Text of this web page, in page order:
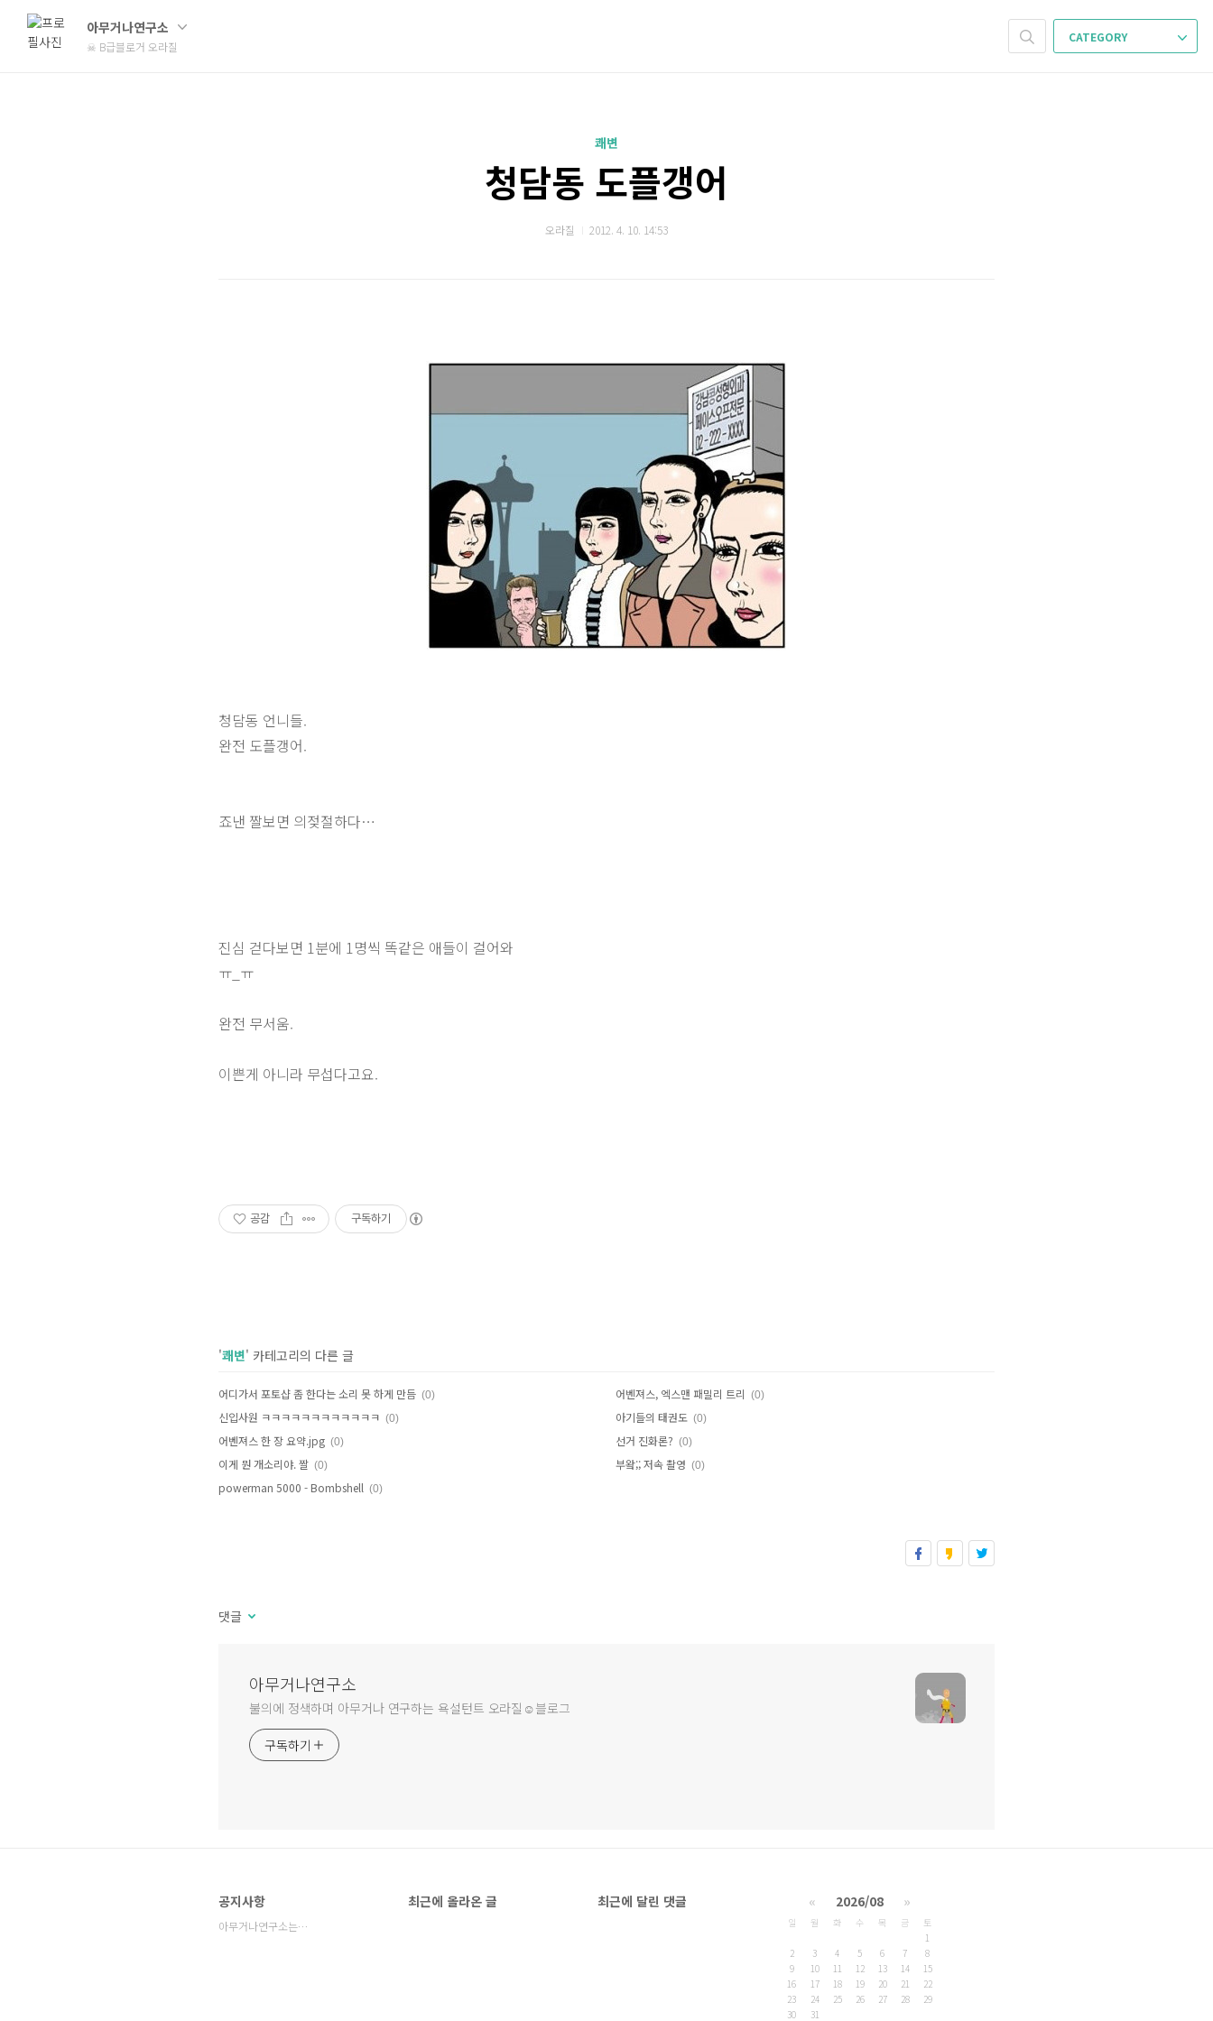
아무거나연구소
☠ B급블로거 오라질
CATEGORY
쾌변
청담동 도플갱어
오라질 2012. 4. 10. 14:53
청담동 언니들.
완전 도플갱어.
죠낸 짤보면 의젖절하다…
진심 걷다보면 1분에 1명씩 똑같은 애들이 걸어와
ㅠ_ㅠ
완전 무서움.
이쁜게 아니라 무섭다고요.
공감 구독하기
'쾌변' 카테고리의 다른 글
어디가서 포토샵 좀 한다는 소리 못 하게 만듬 (0) 어벤져스, 엑스맨 패밀리 트리 (0)
신입사원 ㅋㅋㅋㅋㅋㅋㅋㅋㅋㅋㅋㅋ (0) 아기들의 태권도 (0)
어벤져스 한 장 요약.jpg (0) 선거 진화론? (0)
이게 뭔 개소리야. 짤 (0) 부왘;; 저속 촬영 (0)
powerman 5000 - Bombshell (0)
댓글
아무거나연구소
불의에 정색하며 아무거나 연구하는 욕설턴트 오라질☺블로그
구독하기
공지사항
아무거나연구소는…
최근에 올라온 글 최근에 달린 댓글 « 2026/08 »
일 월 화 수 목 금
토
1
2
3 4 5 6 7
8
9
10 11 12 13 14
15
16
17 18 19 20 21
22
23
24 25 26 27 28
29
30
31